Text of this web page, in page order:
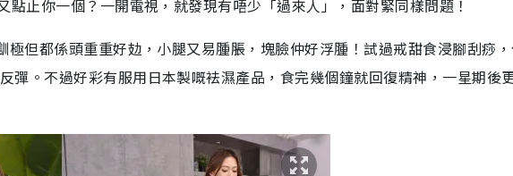
止你一個？一開電視，就發現有唔少「過來人」，面對緊同樣問題！
但都係頭重重好攰，小腿又易腫脹，塊臉仲好浮腫！試過戒甜食浸腳刮痧
彈。不過好彩有服用日本製嘅袪濕產品，食完幾個鐘就回復精神，一星期後